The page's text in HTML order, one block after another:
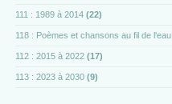
111 : 1989 à 2014 (22)
118 : Poèmes et chansons au fil de l'eau
112 : 2015 à 2022 (17)
113 : 2023 à 2030 (9)